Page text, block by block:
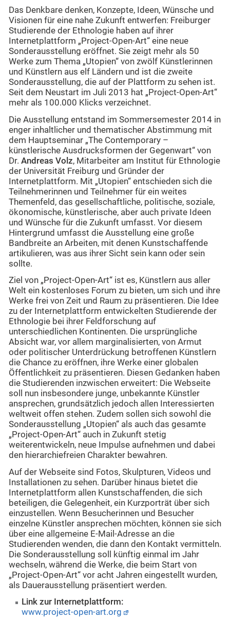
Das Denkbare denken, Konzepte, Ideen, Wünsche und
Visionen für eine nahe Zukunft entwerfen: Freiburger
Studierende der Ethnologie haben auf ihrer
Internetplattform „Project-Open-Art“ eine neue
Sonderausstellung eröffnet. Sie zeigt mehr als 50
Werke zum Thema „Utopien“ von zwölf Künstlerinnen
und Künstlern aus elf Ländern und ist die zweite
Sonderausstellung, die auf der Plattform zu sehen ist.
Seit dem Neustart im Juli 2013 hat „Project-Open-Art“
mehr als 100.000 Klicks verzeichnet.
Die Ausstellung entstand im Sommersemester 2014 in
enger inhaltlicher und thematischer Abstimmung mit
dem Hauptseminar „The Contemporary –
künstlerische Ausdrucksformen der Gegenwart“ von
Dr. Andreas Volz, Mitarbeiter am Institut für Ethnologie
der Universität Freiburg und Gründer der
Internetplattform. Mit „Utopien“ entschieden sich die
Teilnehmerinnen und Teilnehmer für ein weites
Themenfeld, das gesellschaftliche, politische, soziale,
ökonomische, künstlerische, aber auch private Ideen
und Wünsche für die Zukunft umfasst. Vor diesem
Hintergrund umfasst die Ausstellung eine große
Bandbreite an Arbeiten, mit denen Kunstschaffende
artikulieren, was aus ihrer Sicht sein kann oder sein
sollte.
Ziel von „Project-Open-Art“ ist es, Künstlern aus aller
Welt ein kostenloses Forum zu bieten, um sich und ihre
Werke frei von Zeit und Raum zu präsentieren. Die Idee
zu der Internetplattform entwickelten Studierende der
Ethnologie bei ihrer Feldforschung auf
unterschiedlichen Kontinenten. Die ursprüngliche
Absicht war, vor allem marginalisierten, von Armut
oder politischer Unterdrückung betroffenen Künstlern
die Chance zu eröffnen, ihre Werke einer globalen
Öffentlichkeit zu präsentieren. Diesen Gedanken haben
die Studierenden inzwischen erweitert: Die Webseite
soll nun insbesondere junge, unbekannte Künstler
ansprechen, grundsätzlich jedoch allen Interessierten
weltweit offen stehen. Zudem sollen sich sowohl die
Sonderausstellung „Utopien“ als auch das gesamte
„Project-Open-Art“ auch in Zukunft stetig
weiterentwickeln, neue Impulse aufnehmen und dabei
den hierarchiefreien Charakter bewahren.
Auf der Webseite sind Fotos, Skulpturen, Videos und
Installationen zu sehen. Darüber hinaus bietet die
Internetplattform allen Kunstschaffenden, die sich
beteiligen, die Gelegenheit, ein Kurzporträt über sich
einzustellen. Wenn Besucherinnen und Besucher
einzelne Künstler ansprechen möchten, können sie sich
über eine allgemeine E-Mail-Adresse an die
Studierenden wenden, die dann den Kontakt vermitteln.
Die Sonderausstellung soll künftig einmal im Jahr
wechseln, während die Werke, die beim Start von
„Project-Open-Art“ vor acht Jahren eingestellt wurden,
als Dauerausstellung präsentiert werden.
Link zur Internetplattform:
www.project-open-art.org